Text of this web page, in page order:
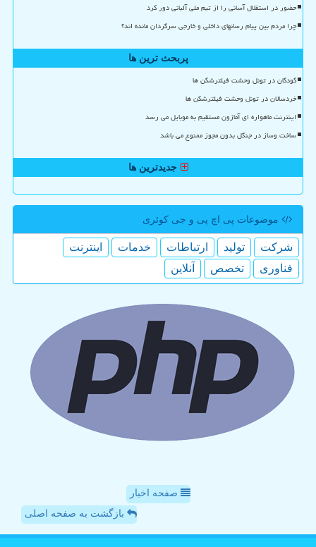
حضور در استقلال آسانی را از تیم ملی آلبانی دور کرد
چرا مردم بین پیام رسانهای داخلی و خارجی سرگردان مانده اند؟
پربحث ترین ها
کودکان در تونل وحشت فیلترشکن ها
خردسالان در تونل وحشت فیلترشکن ها
اینترنت ماهواره ای آمازون مستقیم به موبایل می رسد
ساخت وساز در جنگل بدون مجوز ممنوع می باشد
جدیدترین ها
موضوعات پی اچ پی و جی كوئری
شركت تولید ارتباطات خدمات
اینترنت
فناوری
تخصص آنلاین
صفحه اخبار
بازگشت به صفحه اصلی